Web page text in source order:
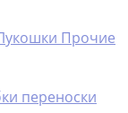
Прочие
переноски